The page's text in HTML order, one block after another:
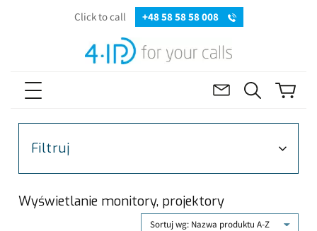
Click to call +48 58 58 58 008
Filtruj
Wyświetlanie monitory, projektory
Sortuj wg: Nazwa produktu A-Z